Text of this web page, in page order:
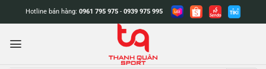
dung
Hotline bán hàng: 0961 795 975 - 0939 975 995